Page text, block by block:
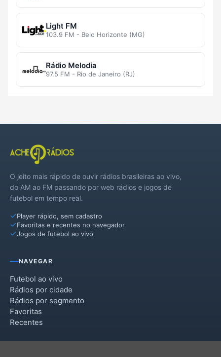
Light FM
103.9 FM - Belo Horizonte (MG)
Rádio Melodia
97.5 FM - Rio de Janeiro (RJ)
O jeito mais rápido de ouvir rádios brasileiras ao vivo,
do AM ao FM passando por web rádios e jogos de
futebol em tempo real.
Player rápido, sem cadastro
Favoritas e recentes no navegador
Jogos de futebol ao vivo
NAVEGAR
Futebol ao vivo
Rádios por cidade
Rádios por segmento
Favoritas
Recentes